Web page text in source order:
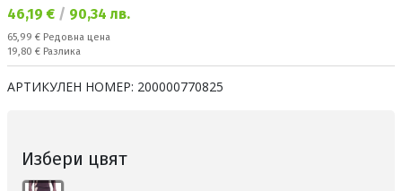
Текуща цена:
46,19 € / 90,34 лв.
Редовна цена:
65,99 € Редовна цена
Спестявате:
19,80 € Разлика
АРТИКУЛЕН НОМЕР: 200000770825
Избери цвят